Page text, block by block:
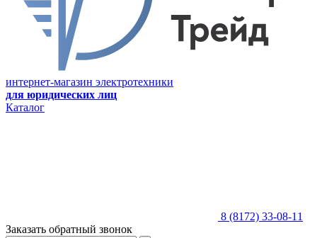
интернет-магазин электротехники
для юридических лиц
Каталог
8 (8172) 33-08-11
Заказать обратный звонок